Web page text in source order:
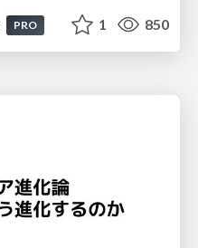
PRO 1 850